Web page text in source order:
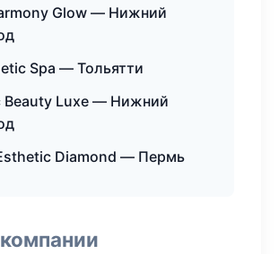
Glow — Нижний
Spa — Тольятти
Beauty Luxe — Нижний
Diamond — Пермь